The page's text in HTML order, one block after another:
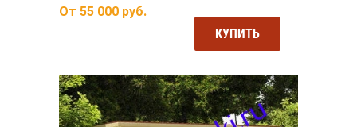
От 55 000 руб.
КУПИТЬ